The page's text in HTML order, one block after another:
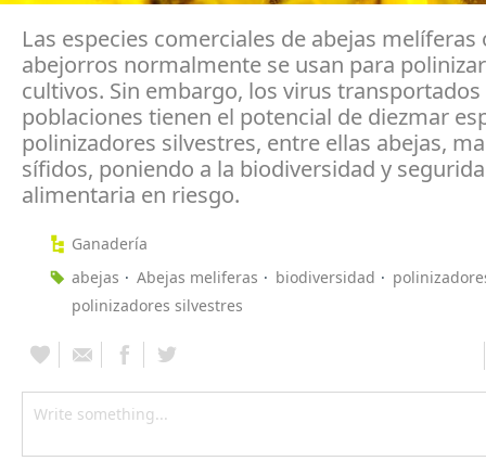
Las especies comerciales de abejas melíferas
abejorros normalmente se usan para
cultivos. Sin embargo, los virus
poblaciones tienen el potencial de diezmar
polinizadores silvestres, entre ellas abejas,
sífidos, poniendo a la biodiversidad y
alimentaria en riesgo.
Ganadería
abejas
Abejas meliferas biodiversidad
polinizadores silvestres